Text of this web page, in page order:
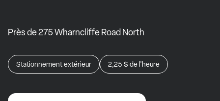
Près de 275 Wharncliffe Road North
Stationnement extérieur 2,25 $ de l'heure